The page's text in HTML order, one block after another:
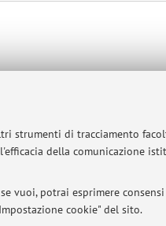
strumenti di tracciamento
della comunicazione
vuoi, potrai esprimere
cookie" del sito.
Bologna - Partita IVA: